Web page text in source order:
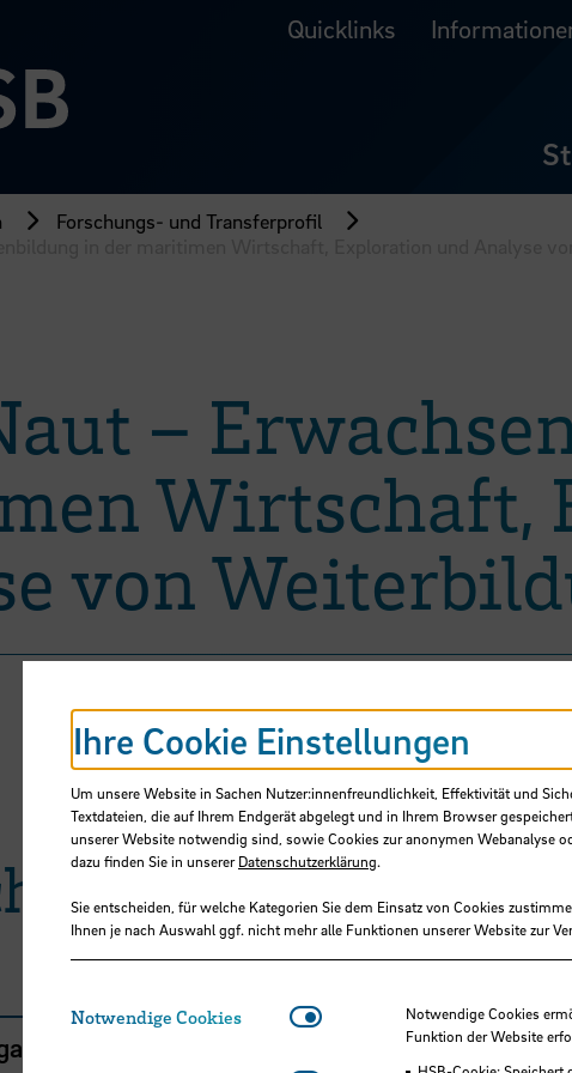
Quicklinks
Forschungs- und Transferprofil
–
Wirtschaft,
von
Hochschule
Ihre Cookie Einstellungen
Um unsere Website in Sachen Nutzer:innenfreundlichkeit, Effektivität und
Textdateien, die auf Ihrem Endgerät abgelegt und in Ihrem Browser
unserer Website notwendig sind, sowie Cookies zur anonymen Webanalyse
dazu finden Sie in unsererDatenschutzerklärung.
Sie entscheiden, für welche Kategorien Sie dem Einsatz von Cookies
Ihnen je nach Auswahl ggf. nicht mehr alle Funktionen unserer Website zur
Notwendige Cookies Notwendige Cookies
Notwendige Cookies
Funktion der Website